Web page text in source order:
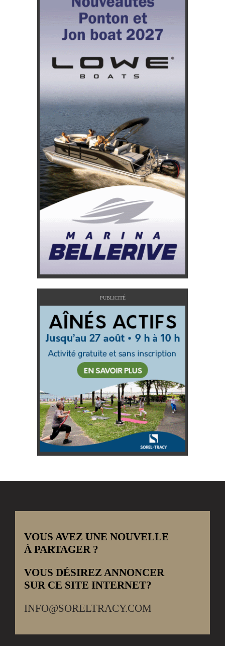
PUBLICITÉ
VOUS AVEZ UNE NOUVELLE
À PARTAGER ?
VOUS DÉSIREZ ANNONCER
SUR CE SITE INTERNET?
INFO@SORELTRACY.COM